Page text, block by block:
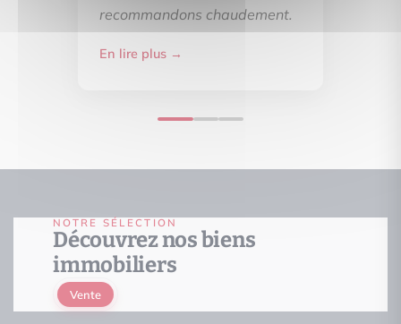
recommandons chaudement.
En lire plus →
NOTRE SÉLECTION
Découvrez nos biens
immobiliers
Vente